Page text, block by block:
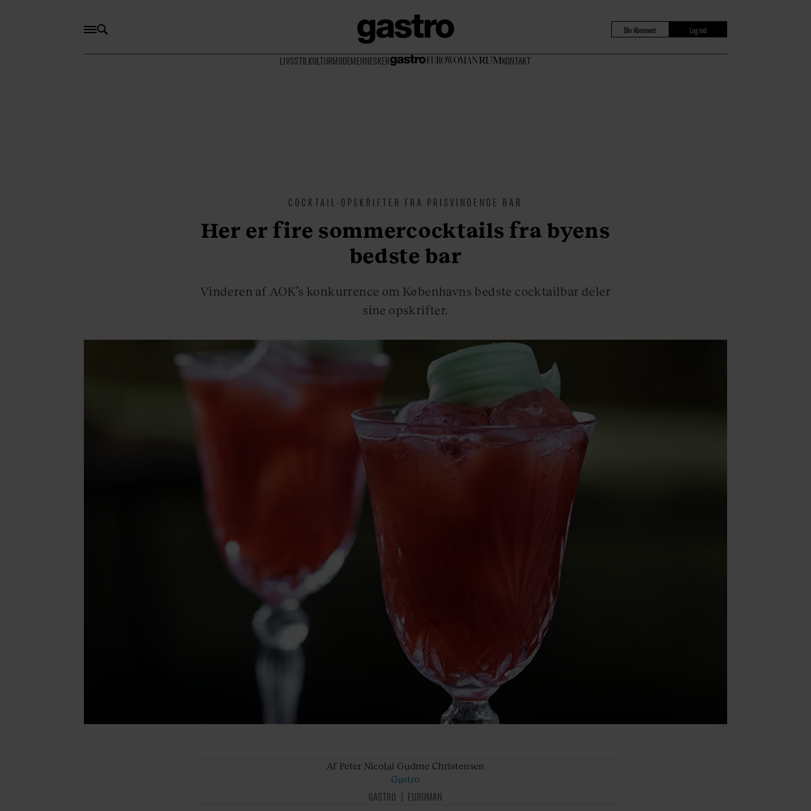
LIVSSTIL KULTURMODEMENNESKER KONTAKT
Bliv Abonnent Log ind
COCKTAIL-OPSKRIFTER FRA PRISVINDENDE BAR
Her er fire sommercocktails fra byens
bedste bar
Vinderen af AOK’s konkurrence om Københavns bedste cocktailbar deler
sine opskrifter.
Af Peter Nicolai Gudme Christensen
Gastro
GASTRO
EUROMAN